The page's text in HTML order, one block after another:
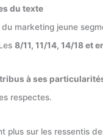
du texte
marketing jeune
8/11, 11/14, 14/18 et
tribus à ses
respectes.
plus sur les ressentis